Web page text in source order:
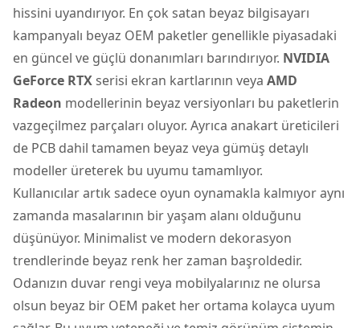
hissini uyandırıyor. En çok satan beyaz bilgisayarı
kampanyalı beyaz OEM paketler genellikle piyasadaki
en güncel ve güçlü donanımları barındırıyor. NVIDIA
GeForce RTXserisi ekran kartlarının veya AMD
Radeon modellerinin beyaz versiyonları bu paketlerin
vazgeçilmez parçaları oluyor. Ayrıca anakart üreticileri
de PCB dahil tamamen beyaz veya gümüş detaylı
modeller üreterek bu uyumu tamamlıyor.
Kullanıcılar artık sadece oyun oynamakla kalmıyor aynı
zamanda masalarının bir yaşam alanı olduğunu
düşünüyor. Minimalist ve modern dekorasyon
trendlerinde beyaz renk her zaman başroldedir.
Odanızın duvar rengi veya mobilyalarınız ne olursa
olsun beyaz bir OEM paket her ortama kolayca uyum